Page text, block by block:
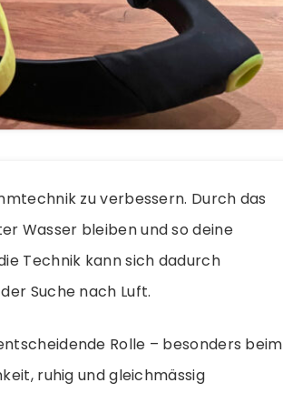
zu verbessern. Durch das
Wasser bleiben und so deine
Technik kann sich dadurch
Suche nach Luft.
Rolle – besonders beim
ruhig und gleichmässig